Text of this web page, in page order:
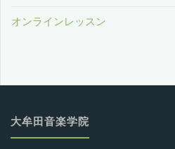
オンラインレッスン
大牟田音楽学院